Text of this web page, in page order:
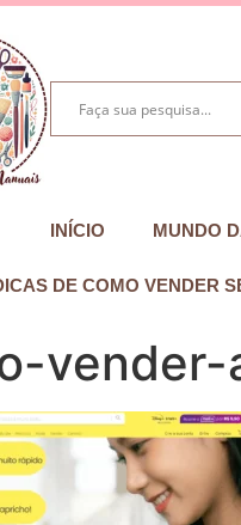
INÍCIO MUNDO
DE COMO VENDER